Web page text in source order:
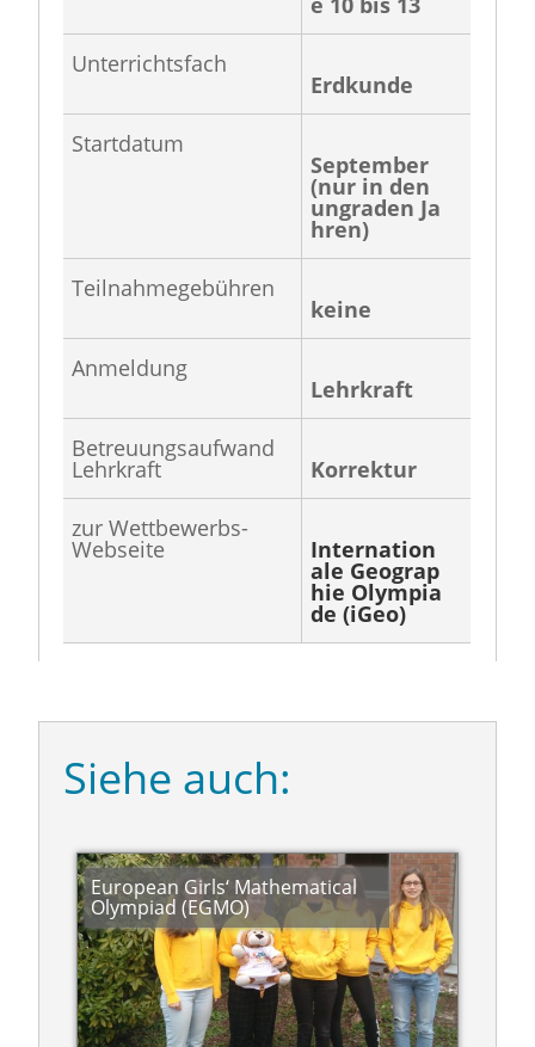
Unterrichtsfach
Erdkunde
Startdatum
September
(nur in den
ungraden Ja
hren)
Teilnahmegebühren
keine
Anmeldung
Lehrkraft
Betreuungsaufwand
Lehrkraft Korrektur
zur Wettbewerbs-
Webseite Internation
ale Geograp
hie Olympia
de (iGeo)
Siehe auch:
European Girls‘ Mathematical
Olympiad (EGMO)